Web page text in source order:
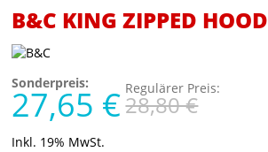
B&C KING ZIPPED HOOD
Sonderpreis:
27,65 € Regulärer Preis:
28,80 €
Inkl. 19% MwSt.